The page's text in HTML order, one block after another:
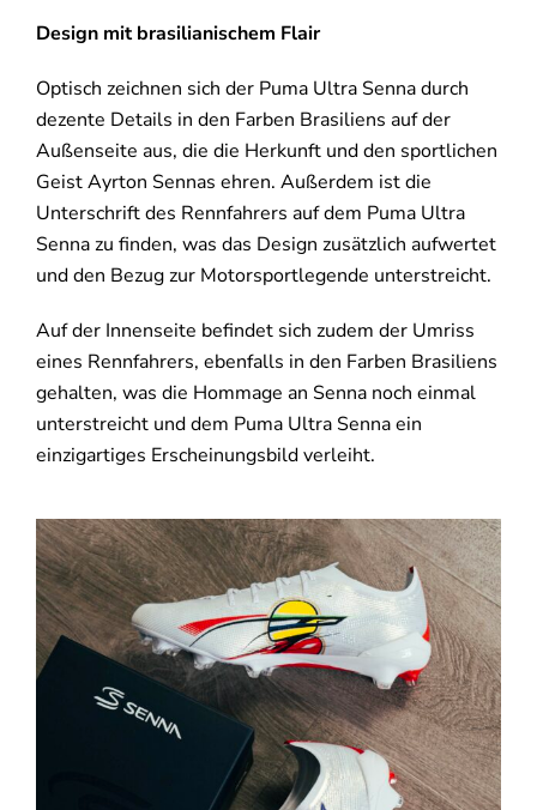
Design mit brasilianischem Flair
Optisch zeichnen sich der Puma Ultra Senna durch
dezente Details in den Farben Brasiliens auf der
Außenseite aus, die die Herkunft und den sportlichen
Geist Ayrton Sennas ehren. Außerdem ist die
Unterschrift des Rennfahrers auf dem Puma Ultra
Senna zu finden, was das Design zusätzlich aufwertet
und den Bezug zur Motorsportlegende unterstreicht.
Auf der Innenseite befindet sich zudem der Umriss
eines Rennfahrers, ebenfalls in den Farben Brasiliens
gehalten, was die Hommage an Senna noch einmal
unterstreicht und dem Puma Ultra Senna ein
einzigartiges Erscheinungsbild verleiht.